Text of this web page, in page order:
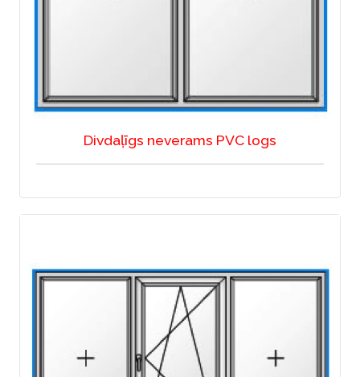
Divdaļīgs neverams PVC logs